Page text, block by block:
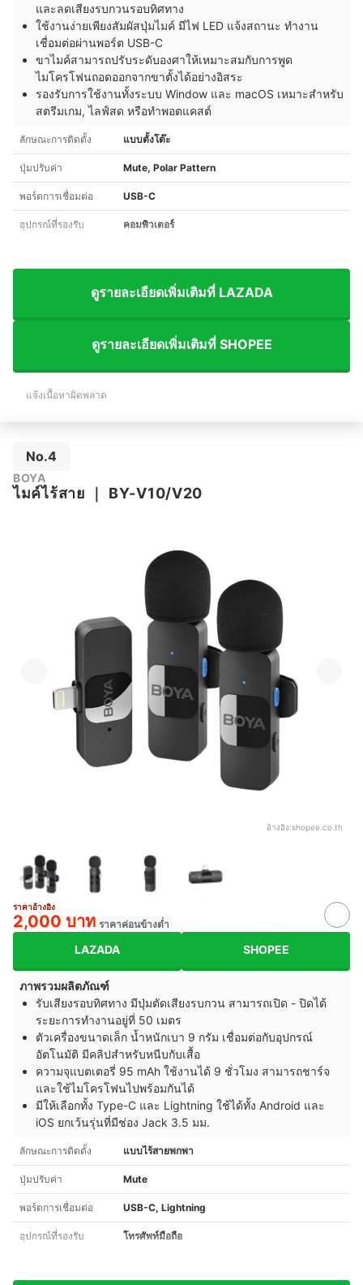
และลดเสียงรบกวนรอบทิศทาง
ใช้งานง่ายเพียงสัมผัสปุ่มไมค์ มีไฟ LED แจ้งสถานะ ทำงาน
เชื่อมต่อผ่านพอร์ต USB-C
ขาไมค์สามารถปรับระดับองศาให้เหมาะสมกับการพูด
ไมโครโฟนถอดออกจากขาตั้งได้อย่างอิสระ
รองรับการใช้งานทั้งระบบ Window และ macOS เหมาะสำหรับ
สตรีมเกม, ไลฟ์สด หรือทำพอตแคสต์
ลักษณะการติดตั้ง แบบตั้งโต๊ะ
ปุ่มปรับค่า Mute, Polar Pattern
พอร์ตการเชื่อมต่อ USB-C
อุปกรณ์ที่รองรับ คอมพิวเตอร์
ดูรายละเอียดเพิ่มเติมที่ LAZADA
ดูรายละเอียดเพิ่มเติมที่ SHOPEE
แจ้งเนื้อหาผิดพลาด
No.4
BOYA
ไมค์ไร้สาย ｜ BY-V10/V20
อ้างอิง:shopee.co.th
ราคาอ้างอิง
2,000 บาท ราคาค่อนข้างต่ำ
LAZADA SHOPEE
ภาพรวมผลิตภัณฑ์
รับเสียงรอบทิศทาง มีปุ่มตัดเสียงรบกวน สามารถเปิด - ปิดได้
ระยะการทำงานอยู่ที่ 50 เมตร
ตัวเครื่องขนาดเล็ก น้ำหนักเบา 9 กรัม เชื่อมต่อกับอุปกรณ์
อัตโนมัติ มีคลิปสำหรับหนีบกับเสื้อ
ความจุแบตเตอรี่ 95 mAh ใช้งานได้ 9 ชั่วโมง สามารถชาร์จ
และใช้ไมโครโฟนไปพร้อมกันได้
มีให้เลือกทั้ง Type-C และ Lightning ใช้ได้ทั้ง Android และ
iOS ยกเว้นรุ่นที่มีช่อง Jack 3.5 มม.
ลักษณะการติดตั้ง แบบไร้สายพกพา
ปุ่มปรับค่า Mute
พอร์ตการเชื่อมต่อ USB-C, Lightning
อุปกรณ์ที่รองรับ โทรศัพท์มือถือ